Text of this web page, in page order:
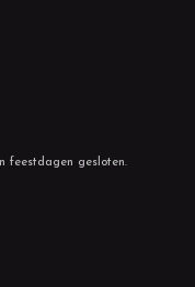
feestdagen gesloten.